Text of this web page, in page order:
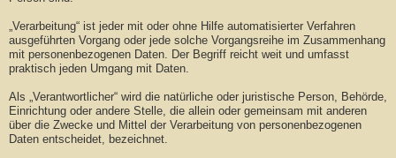
„Verarbeitung“ ist jeder mit oder ohne Hilfe automatisierter Verfahren
ausgeführten Vorgang oder jede solche Vorgangsreihe im Zusammenhang
mit personenbezogenen Daten. Der Begriff reicht weit und umfasst
praktisch jeden Umgang mit Daten.
Als „Verantwortlicher“ wird die natürliche oder juristische Person, Behörde,
Einrichtung oder andere Stelle, die allein oder gemeinsam mit anderen
über die Zwecke und Mittel der Verarbeitung von personenbezogenen
Daten entscheidet, bezeichnet.